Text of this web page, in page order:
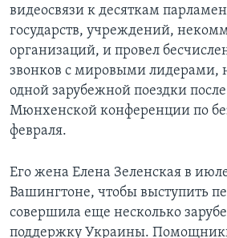
видеосвязи к десяткам
государств, учреждений,
организаций, и провел
звонков с мировыми лидерами,
одной зарубежной поездки после
Мюнхенской конференции по
февраля.
Его жена Елена Зеленская в
Вашингтоне, чтобы выступить
совершила еще несколько
поддержку Украины.